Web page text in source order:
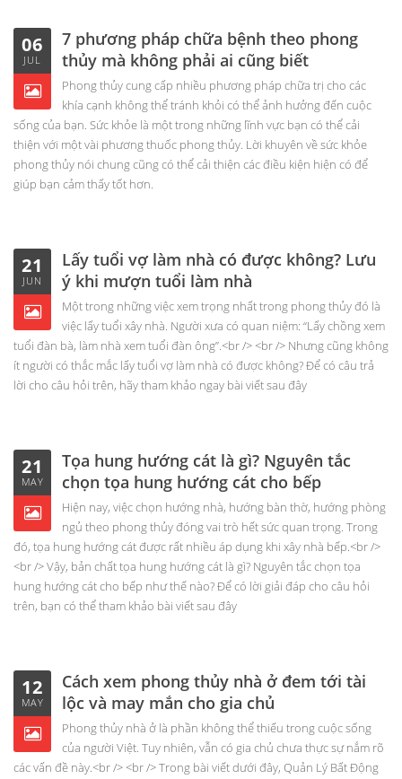
06
JUL
7 phương pháp chữa bệnh theo phong
thủy mà không phải ai cũng biết
Phong thủy cung cấp nhiều phương pháp chữa trị cho các
khía cạnh không thể tránh khỏi có thể ảnh hưởng đến cuộc
sống của bạn. Sức khỏe là một trong những lĩnh vực bạn có thể cải
thiện với một vài phương thuốc phong thủy. Lời khuyên về sức khỏe
phong thủy nói chung cũng có thể cải thiện các điều kiện hiện có để
giúp bạn cảm thấy tốt hơn.
21
JUN
Lấy tuổi vợ làm nhà có được không? Lưu
ý khi mượn tuổi làm nhà
Một trong những việc xem trọng nhất trong phong thủy đó là
việc lấy tuổi xây nhà. Người xưa có quan niệm: “Lấy chồng xem
tuổi đàn bà, làm nhà xem tuổi đàn ông”.<br /> <br /> Nhưng cũng không
ít người có thắc mắc lấy tuổi vợ làm nhà có được không? Để có câu trả
lời cho câu hỏi trên, hãy tham khảo ngay bài viết sau đây
21
MAY
Tọa hung hướng cát là gì? Nguyên tắc
chọn tọa hung hướng cát cho bếp
Hiện nay, việc chọn hướng nhà, hướng bàn thờ, hướng phòng
ngủ theo phong thủy đóng vai trò hết sức quan trọng. Trong
đó, tọa hung hướng cát được rất nhiều áp dụng khi xây nhà bếp.<br />
<br /> Vậy, bản chất tọa hung hướng cát là gì? Nguyên tắc chọn tọa
hung hướng cát cho bếp như thế nào? Để có lời giải đáp cho câu hỏi
trên, bạn có thể tham khảo bài viết sau đây
12
MAY
Cách xem phong thủy nhà ở đem tới tài
lộc và may mắn cho gia chủ
Phong thủy nhà ở là phần không thể thiếu trong cuộc sống
của người Việt. Tuy nhiên, vẫn có gia chủ chưa thực sự nắm rõ
các vấn đề này.<br /> <br /> Trong bài viết dưới đây, Quản Lý Bất Động